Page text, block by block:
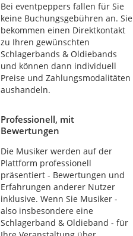
Bei eventpeppers fallen für Sie
keine Buchungsgebühren an. Sie
bekommen einen Direktkontakt
zu Ihren gewünschten
Schlagerbands & Oldiebands
und können dann individuell
Preise und Zahlungsmodalitäten
aushandeln.
Professionell, mit
Bewertungen
Die Musiker werden auf der
Plattform professionell
präsentiert - Bewertungen und
Erfahrungen anderer Nutzer
inklusive. Wenn Sie Musiker -
also insbesondere eine
Schlagerband & Oldieband - für